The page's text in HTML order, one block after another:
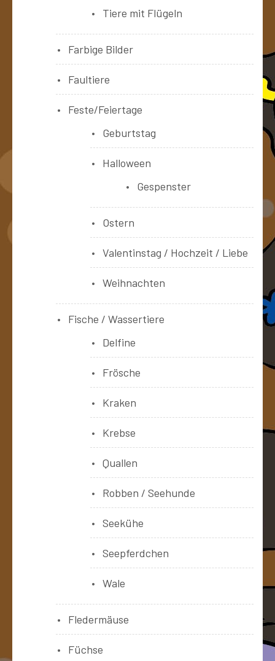
Tiere mit Flügeln
Farbige Bilder
Faultiere
Feste/Feiertage
Geburtstag
Halloween
Gespenster
Ostern
Valentinstag / Hochzeit / Liebe
Weihnachten
Fische / Wassertiere
Delfine
Frösche
Kraken
Krebse
Quallen
Robben / Seehunde
Seekühe
Seepferdchen
Wale
Fledermäuse
Füchse